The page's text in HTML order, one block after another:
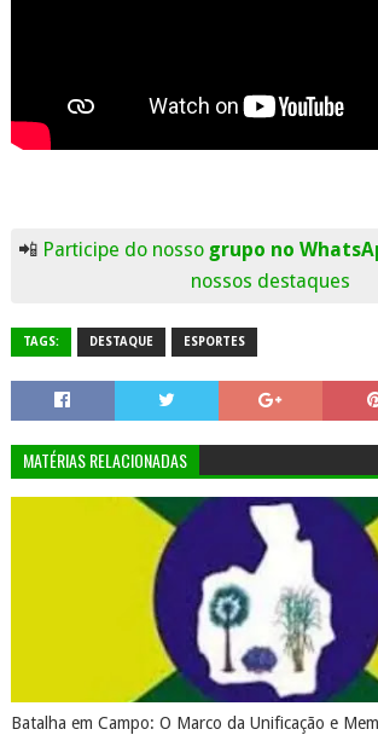
📲 Participe do nosso grupo no
nossos destaques
TAGS: DESTAQUE ESPORTES
MATÉRIAS RELACIONADAS
Batalha em Campo: O Marco da Unificação e